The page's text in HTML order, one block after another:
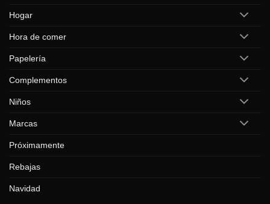
Hogar
Hora de comer
Papelería
Complementos
Niños
Marcas
Próximamente
Rebajas
Navidad